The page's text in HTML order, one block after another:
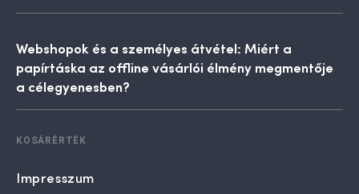
Webshopok és a személyes átvétel: Miért a
papírtáska az offline vásárlói élmény megmentője
a célegyenesben?
KOSÁRÉRTÉK
Impresszum